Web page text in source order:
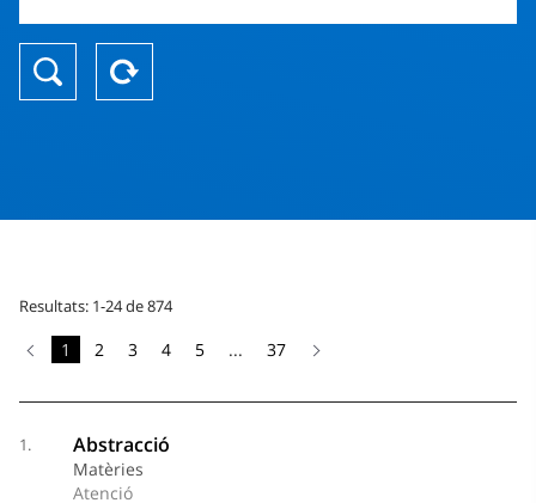
Resultats: 1-24 de 874
1 2 3 4 5 ... 37
1. Abstracció
Matèries
Atenció